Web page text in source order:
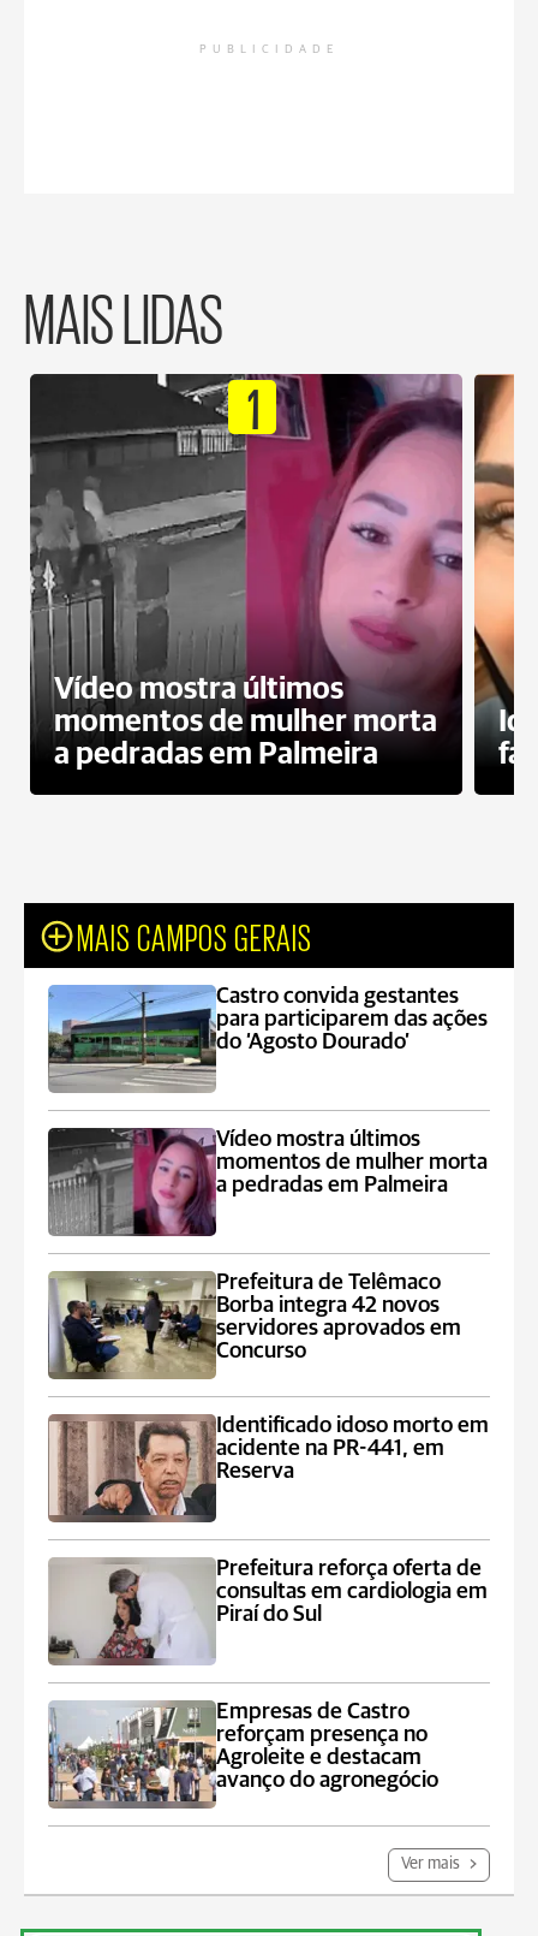
PUBLICIDADE
MAIS LIDAS
1
Vídeo mostra últimos
momentos de mulher morta
a pedradas em Palmeira
MAIS CAMPOS GERAIS
Castro convida gestantes
para participarem das ações
do ‘Agosto Dourado’
Vídeo mostra últimos
momentos de mulher morta
a pedradas em Palmeira
Prefeitura de Telêmaco
Borba integra 42 novos
servidores aprovados em
Concurso
Identificado idoso morto em
acidente na PR-441, em
Reserva
Prefeitura reforça oferta de
consultas em cardiologia em
Piraí do Sul
Empresas de Castro
reforçam presença no
Agroleite e destacam
avanço do agronegócio
Ver mais